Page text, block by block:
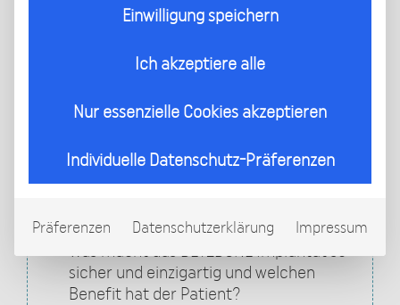
Welche tägliche Verlängerung
empfiehlt Dr. Becker?
Beinverlängerungskonzept von BECKER
BETZ INSTITUTE aus?
sicher und einzigartig und welchen
Benefit hat der Patient?
Einwilligung speichern
Ich akzeptiere alle
Nur essenzielle Cookies akzeptieren
Individuelle Datenschutz-Präferenzen
Präferenzen Datenschutzerklärung Impressum